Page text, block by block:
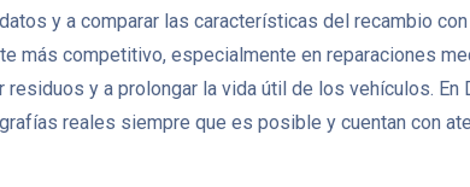
y a comparar las características del recambio
más competitivo, especialmente en reparaciones
y a prolongar la vida útil de los vehículos.
reales siempre que es posible y cuentan con